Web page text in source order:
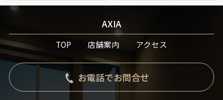
AXIA
TOP 店舗案内 アクセス
お電話でお問合せ